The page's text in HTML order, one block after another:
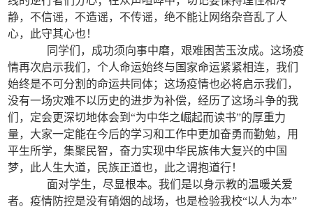
静，不信谣，不造谣，不传谣，绝不能让网络杂音乱了人
心，此守其心也！
同学们，成功须向事中磨，艰难困苦玉汝成。这场疫
情再次启示我们，个人命运始终与国家命运紧紧相连，我们
始终是不可分割的命运共同体；这场疫情也必将启示我们，
没有一场灾难不以历史的进步为补偿，经历了这场斗争的我
们，定会更深切地体会到“为中华之崛起而读书”的厚重力
量，大家一定能在今后的学习和工作中更加奋勇而勤勉，用
平生所学，集聚民智，奋力实现中华民族伟大复兴的中国
梦，此人生大道，民族正道也，此之谓抱道行！
面对学生，尽显根本。我们是以身示教的温暖关爱
者。疫情防控是没有硝烟的战场，也是检验我校“以人为本”